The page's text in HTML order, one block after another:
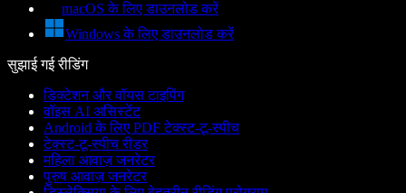
macOS के लिए डाउनलोड करें
Windows के लिए डाउनलोड करें
सुझाई गई रीडिंग
डिक्टेशन और वॉयस टाइपिंग
वॉइस AI असिस्टेंट
Android के लिए PDF टेक्स्ट-टू-स्पीच
टेक्स्ट-टू-स्पीच रीडर
महिला आवाज़ जनरेटर
पुरुष आवाज़ जनरेटर